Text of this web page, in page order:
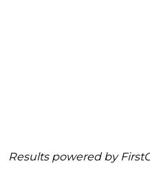
Results powered by